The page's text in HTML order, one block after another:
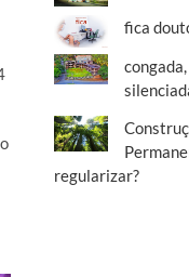
fica
regularizar?